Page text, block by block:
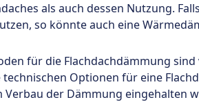
als auch dessen Nutzung.
so könnte auch eine
für die Flachdachdämmung sind
Optionen für eine
der Dämmung eingehalten